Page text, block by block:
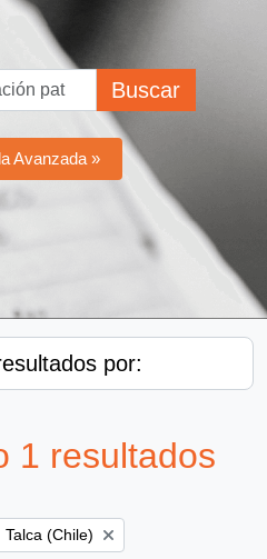
Buscar
Avanzada »
por:
1 resultados
Remove filter:
Talca (Chile)